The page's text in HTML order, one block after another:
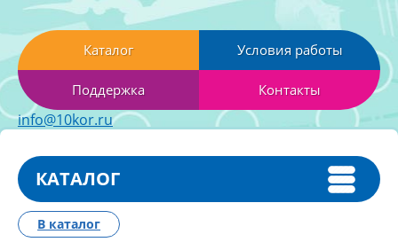
Каталог Условия работы
Поддержка Контакты
info@10kor.ru
КАТАЛОГ
В каталог